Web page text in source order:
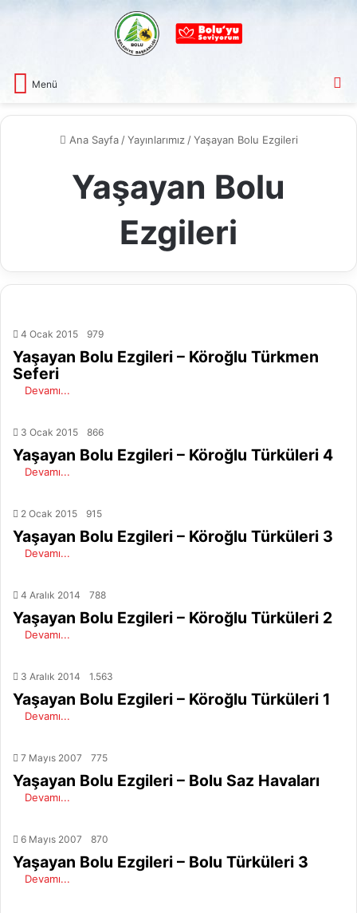
Menü
Ana Sayfa / Yayınlarımız / Yaşayan Bolu Ezgileri
Yaşayan Bolu
Ezgileri
4 Ocak 2015 979
Yaşayan Bolu Ezgileri – Köroğlu Türkmen
Seferi
Devamı...
3 Ocak 2015 866
Yaşayan Bolu Ezgileri – Köroğlu Türküleri 4
Devamı...
2 Ocak 2015 915
Yaşayan Bolu Ezgileri – Köroğlu Türküleri 3
Devamı...
4 Aralık 2014 788
Yaşayan Bolu Ezgileri – Köroğlu Türküleri 2
Devamı...
3 Aralık 2014 1.563
Yaşayan Bolu Ezgileri – Köroğlu Türküleri 1
Devamı...
7 Mayıs 2007 775
Yaşayan Bolu Ezgileri – Bolu Saz Havaları
Devamı...
6 Mayıs 2007 870
Yaşayan Bolu Ezgileri – Bolu Türküleri 3
Devamı...